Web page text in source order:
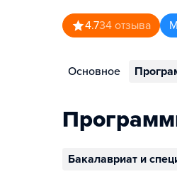
4.734 отзыва
Основное
Бакалавриат и